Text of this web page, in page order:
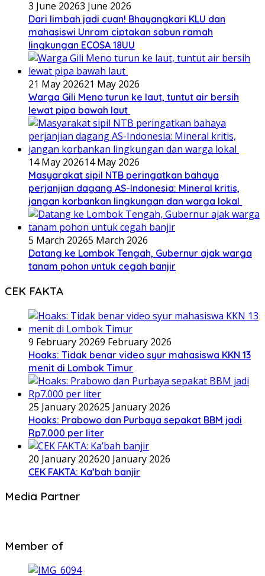
3 June 20263 June 2026
Dari limbah jadi cuan! Bhayangkari KLU dan
mahasiswi Unram ciptakan sabun ramah
lingkungan ECOSA 18UU
21 May 202621 May 2026
Warga Gili Meno turun ke laut, tuntut air bersih
lewat pipa bawah laut
14 May 202614 May 2026
Masyarakat sipil NTB peringatkan bahaya
perjanjian dagang AS-Indonesia: Mineral kritis,
jangan korbankan lingkungan dan warga lokal
5 March 20265 March 2026
Datang ke Lombok Tengah, Gubernur ajak warga
tanam pohon untuk cegah banjir
CEK FAKTA
9 February 20269 February 2026
Hoaks: Tidak benar video syur mahasiswa KKN 13
menit di Lombok Timur
25 January 202625 January 2026
Hoaks: Prabowo dan Purbaya sepakat BBM jadi
Rp7.000 per liter
20 January 202620 January 2026
CEK FAKTA: Ka’bah banjir
Media Partner
Member of